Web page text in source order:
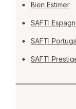
Bien Estimer
SAFTI
SAFTI Portugal
SAFTI